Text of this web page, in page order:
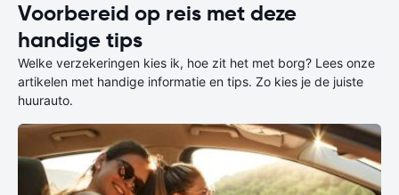
Voorbereid op reis met deze
handige tips
Welke verzekeringen kies ik, hoe zit het met borg? Lees onze
artikelen met handige informatie en tips. Zo kies je de juiste
huurauto.